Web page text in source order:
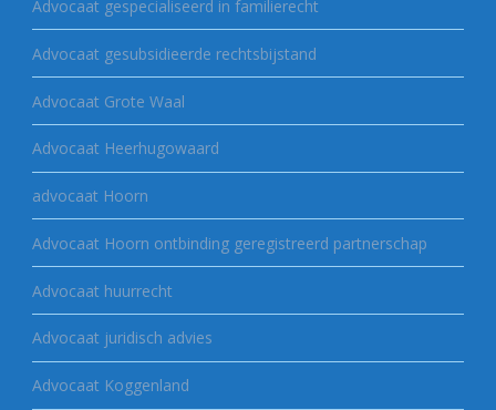
Advocaat gespecialiseerd in familierecht
Advocaat gesubsidieerde rechtsbijstand
Advocaat Grote Waal
Advocaat Heerhugowaard
advocaat Hoorn
Advocaat Hoorn ontbinding geregistreerd partnerschap
Advocaat huurrecht
Advocaat juridisch advies
Advocaat Koggenland